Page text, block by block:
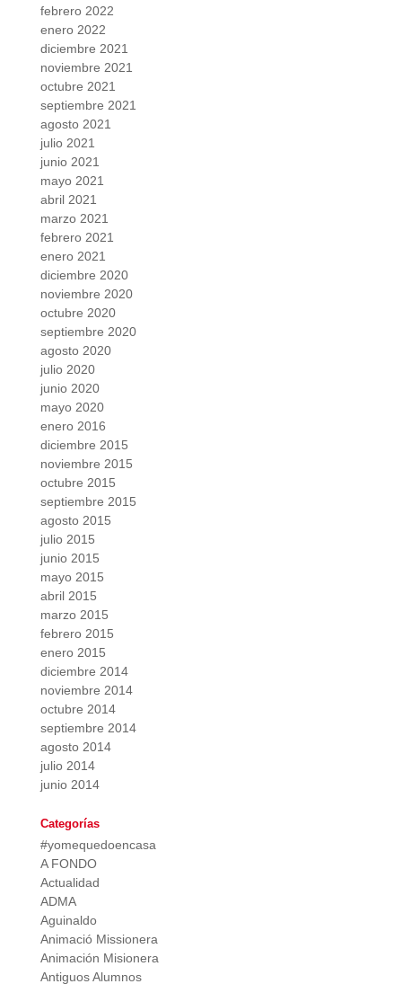
febrero 2022
enero 2022
diciembre 2021
noviembre 2021
octubre 2021
septiembre 2021
agosto 2021
julio 2021
junio 2021
mayo 2021
abril 2021
marzo 2021
febrero 2021
enero 2021
diciembre 2020
noviembre 2020
octubre 2020
septiembre 2020
agosto 2020
julio 2020
junio 2020
mayo 2020
enero 2016
diciembre 2015
noviembre 2015
octubre 2015
septiembre 2015
agosto 2015
julio 2015
junio 2015
mayo 2015
abril 2015
marzo 2015
febrero 2015
enero 2015
diciembre 2014
noviembre 2014
octubre 2014
septiembre 2014
agosto 2014
julio 2014
junio 2014
Categorías
#yomequedoencasa
A FONDO
Actualidad
ADMA
Aguinaldo
Animació Missionera
Animación Misionera
Antiguos Alumnos